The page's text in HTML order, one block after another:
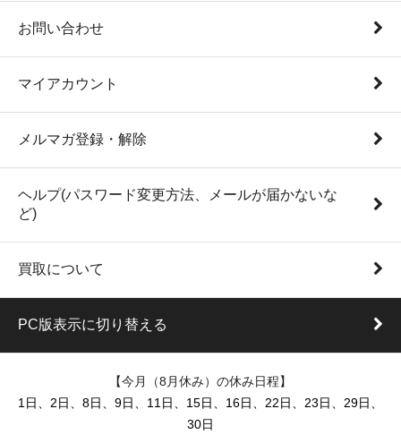
お問い合わせ
マイアカウント
メルマガ登録・解除
ヘルプ(パスワード変更方法、メールが届かないな
ど)
買取について
PC版表示に切り替える
【今月（8月休み）の休み日程】
1日、2日、8日、9日、11日、15日、16日、22日、23日、29日、
30日